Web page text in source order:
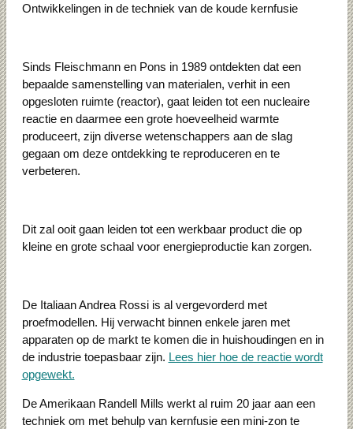
Ontwikkelingen in de techniek van de koude kernfusie
Sinds Fleischmann en Pons in 1989 ontdekten dat een
bepaalde samenstelling van materialen, verhit in een
opgesloten ruimte (reactor), gaat leiden tot een nucleaire
reactie en daarmee een grote hoeveelheid warmte
produceert, zijn diverse wetenschappers aan de slag
gegaan om deze ontdekking te reproduceren en te
verbeteren.
Dit zal ooit gaan leiden tot een werkbaar product die op
kleine en grote schaal voor energieproductie kan zorgen.
De Italiaan Andrea Rossi is al vergevorderd met
proefmodellen. Hij verwacht binnen enkele jaren met
apparaten op de markt te komen die in huishoudingen en in
de industrie toepasbaar zijn. Lees hier hoe de reactie wordt
opgewekt.
De Amerikaan Randell Mills werkt al ruim 20 jaar aan een
techniek om met behulp van kernfusie een mini-zon te